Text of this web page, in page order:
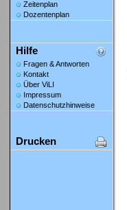
Zeitenplan
Dozentenplan
Hilfe
Fragen & Antworten
Kontakt
Über ViLI
Impressum
Datenschutzhinweise
Drucken